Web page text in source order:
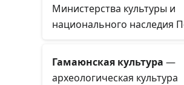
Министерства культуры и
национального наследия
Гамаюнская культура —
археологическая культура